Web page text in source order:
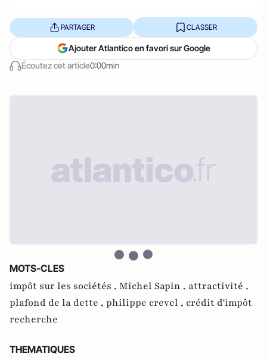
Écoutez cet article0:00min
PARTAGER CLASSER
Ajouter Atlantico en favori sur Google
MOTS-CLES
impôt sur les sociétés , Michel Sapin , attractivité ,
plafond de la dette , philippe crevel , crédit d'impôt
recherche
THEMATIQUES